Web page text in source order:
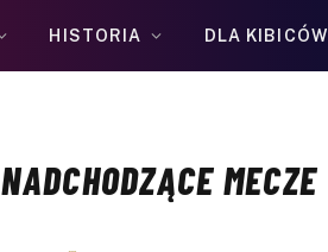
HISTORIA DLA KIBICÓW
NADCHODZĄCE MECZE